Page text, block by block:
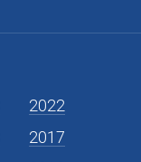
2022
2017